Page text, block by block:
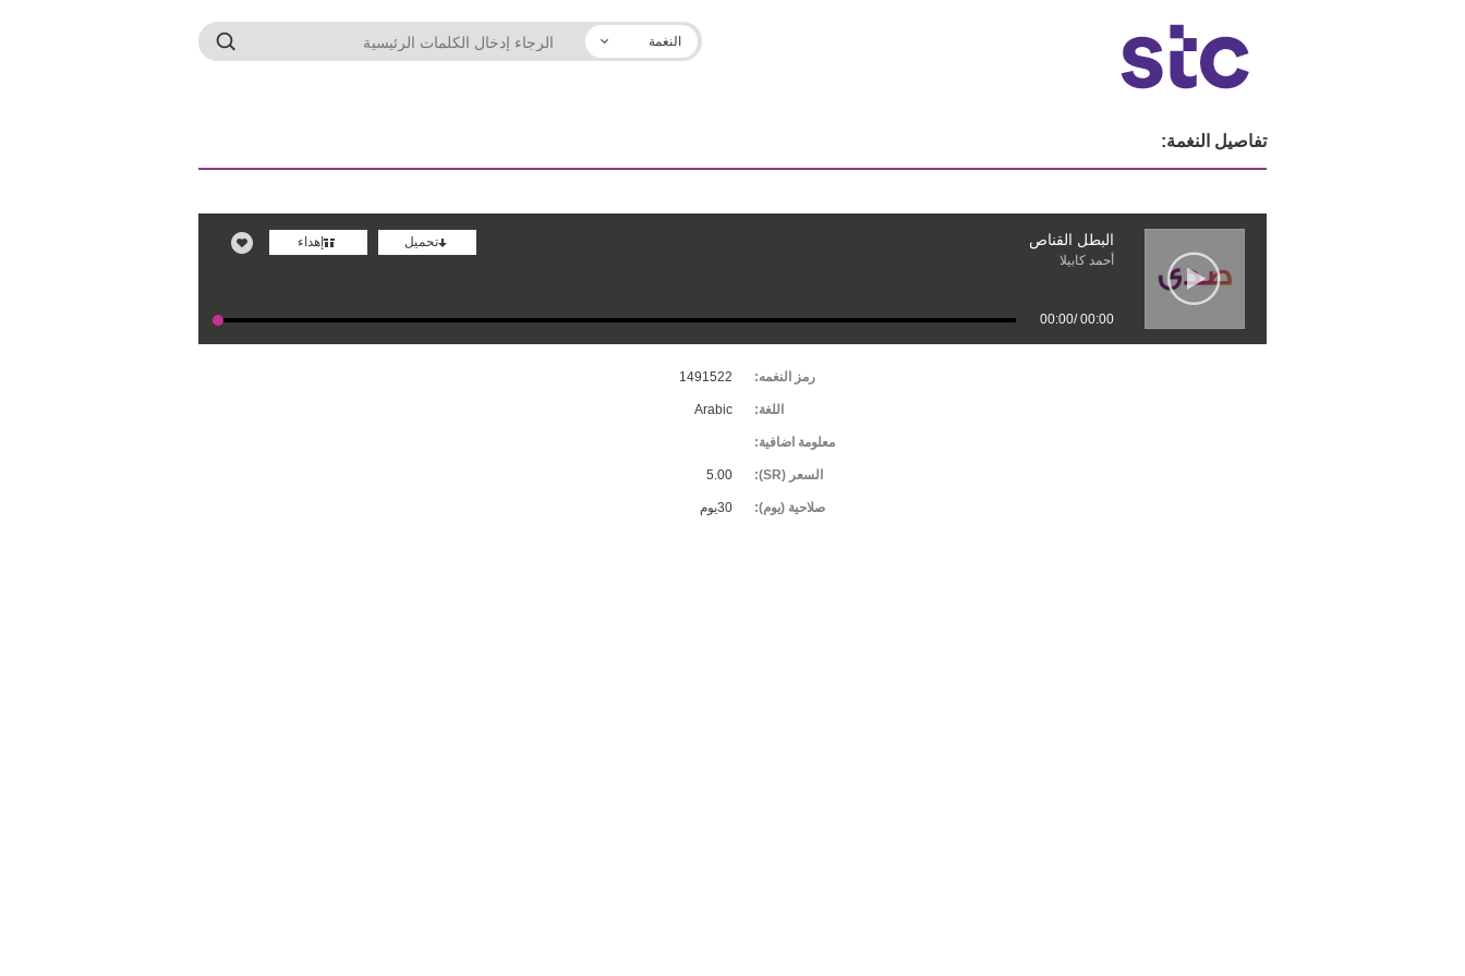
النغمة
تفاصيل النغمة:
البطل القناص
أحمد كابيلا
تحميل إهداء
00:00
/
00:00
رمز النغمه: 1491522
اللغة: Arabic
معلومة اضافية:
السعر (SR): 5.00
صلاحية (يوم): 30يوم